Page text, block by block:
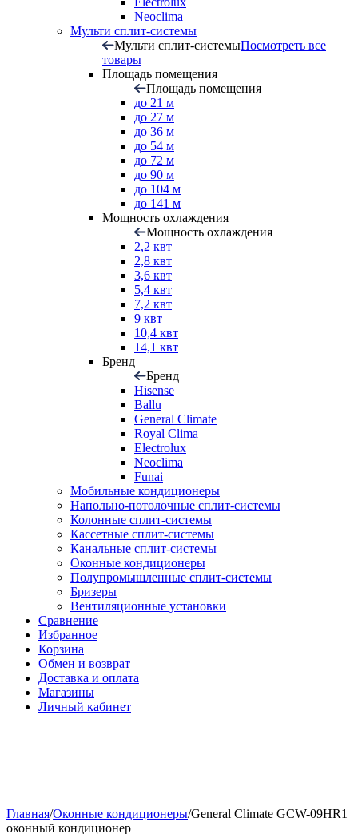
Neoclima
Мульти сплит-системы
Мульти сплит-системыПосмотреть все
товары
Площадь помещения
Площадь помещения
до 21 м
до 27 м
до 36 м
до 54 м
до 72 м
до 90 м
до 104 м
до 141 м
Мощность охлаждения
Мощность охлаждения
2,2 квт
2,8 квт
3,6 квт
5,4 квт
7,2 квт
9 квт
10,4 квт
14,1 квт
Бренд
Бренд
Hisense
Ballu
General Climate
Royal Clima
Electrolux
Neoclima
Funai
Мобильные кондиционеры
Напольно-потолоч​ные ​сплит-системы
Колонные ​​сплит-системы
Кассетные сплит-системы
Канальные сплит-системы
Оконные кондиционеры
Полупромышленные сплит-системы
Бризеры
Вентиляционные установки
Сравнение
Избранное
Корзина
Обмен и возврат
Доставка и оплата
Магазины
Личный кабинет
Главная/Оконные кондиционеры/General Climate GCW-09HR1
оконный кондиционер